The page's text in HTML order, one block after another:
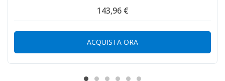
143,96 €
ACQUISTA ORA